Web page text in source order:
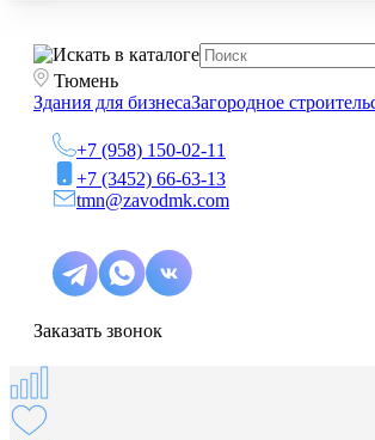
Тюмень
Здания для бизнесаЗагородное
+7 (958) 150-02-11
+7 (3452) 66-63-13
tmn@zavodmk.com
Заказать звонок